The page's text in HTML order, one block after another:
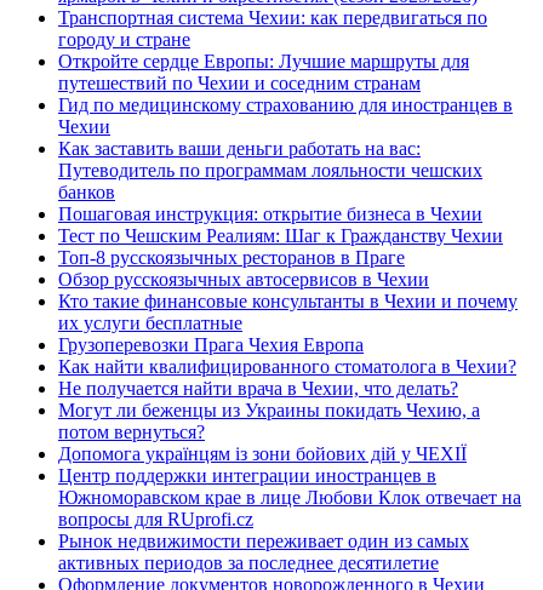
Транспортная система Чехии: как передвигаться по
городу и стране
Откройте сердце Европы: Лучшие маршруты для
путешествий по Чехии и соседним странам
Гид по медицинскому страхованию для иностранцев в
Чехии
Как заставить ваши деньги работать на вас:
Путеводитель по программам лояльности чешских
банков
Пошаговая инструкция: открытие бизнеса в Чехии
Тест по Чешским Реалиям: Шаг к Гражданству Чехии
Топ-8 русскоязычных ресторанов в Праге
Обзор русскоязычных автосервисов в Чехии
Кто такие финансовые консультанты в Чехии и почему
их услуги бесплатные
Грузоперевозки Прага Чехия Европа
Как найти квалифицированного стоматолога в Чехии?
Не получается найти врача в Чехии, что делать?
Могут ли беженцы из Украины покидать Чехию, а
потом вернуться?
Допомога українцям із зони бойових дій у ЧЕХІЇ
Центр поддержки интеграции иностранцев в
Южноморавском крае в лице Любови Клок отвечает на
вопросы для RUprofi.cz
Рынок недвижимости переживает один из самых
активных периодов за последнее десятилетие
Оформление документов новорожденного в Чехии